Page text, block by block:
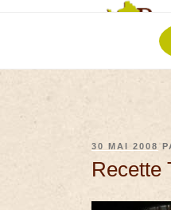
30 MAI 2008
Recette